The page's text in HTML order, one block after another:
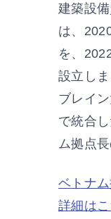
グローバルクラウ
建築設
は、
を、
設立し
ブレイ
で統合
ム拠点
ベトナ
詳細は